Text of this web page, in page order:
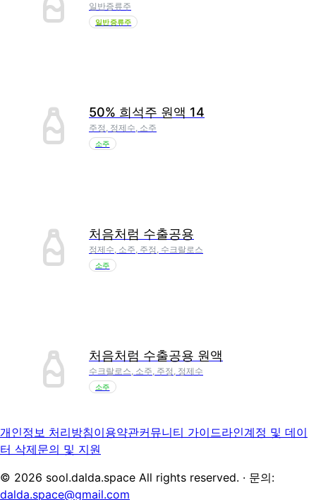
일반증류주
일반증류주
50% 희석주 원액 14
주정, 정제수, 소주
소주
처음처럼 수출공용
정제수, 소주, 주정, 수크랄로스
소주
처음처럼 수출공용 원액
수크랄로스, 소주, 주정, 정제수
소주
개인정보 처리방침이용약관커뮤니티 가이드라인계정 및 데이
터 삭제문의 및 지원
© 2026 sool.dalda.space All rights reserved. · 문의:
dalda.space@gmail.com